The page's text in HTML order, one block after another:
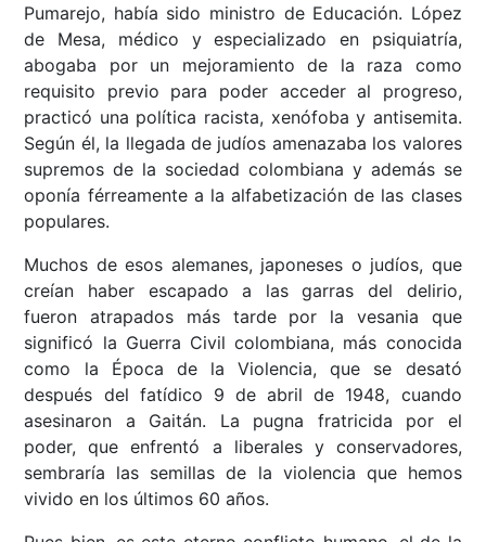
Pumarejo, había sido ministro de Educación. López
de Mesa, médico y especializado en psiquiatría,
abogaba por un mejoramiento de la raza como
requisito previo para poder acceder al progreso,
practicó una política racista, xenófoba y antisemita.
Según él, la llegada de judíos amenazaba los valores
supremos de la sociedad colombiana y además se
oponía férreamente a la alfabetización de las clases
populares.
Muchos de esos alemanes, japoneses o judíos, que
creían haber escapado a las garras del delirio,
fueron atrapados más tarde por la vesania que
significó la Guerra Civil colombiana, más conocida
como la Época de la Violencia, que se desató
después del fatídico 9 de abril de 1948, cuando
asesinaron a Gaitán. La pugna fratricida por el
poder, que enfrentó a liberales y conservadores,
sembraría las semillas de la violencia que hemos
vivido en los últimos 60 años.